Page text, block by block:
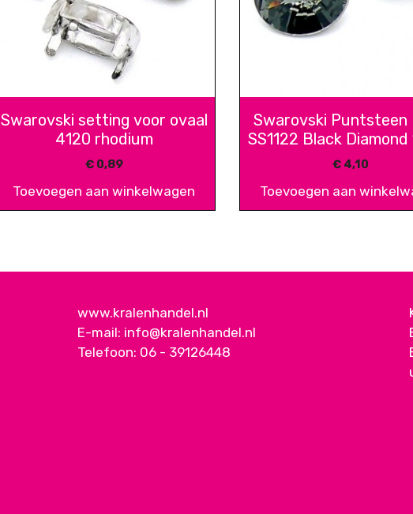
Swarovski setting voor ovaal
4120 rhodium
€0,89
Toevoegen aan winkelwagen
Swarovski Puntsteen
SS1122 Black Diamond
€ 4,10
Toevoegen aan
www.kralenhandel.nl
E-mail: info@kralenhandel.nl
Telefoon: 06 - 39126448